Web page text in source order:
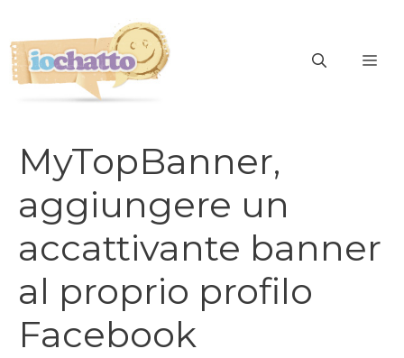
contenuto
MyTopBanner,
aggiungere un
accattivante banner
al proprio profilo
Facebook